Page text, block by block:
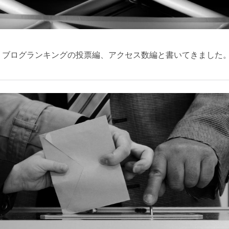
ログランキングの投票編、アクセス数編と書いてきました